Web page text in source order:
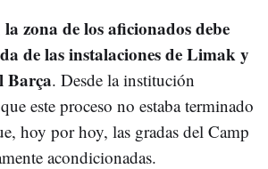
la zona de los aficionados debe
de las instalaciones de Limak y
Barça. Desde la institución
este proceso no estaba terminado
hoy por hoy, las gradas del Camp
acondicionadas.